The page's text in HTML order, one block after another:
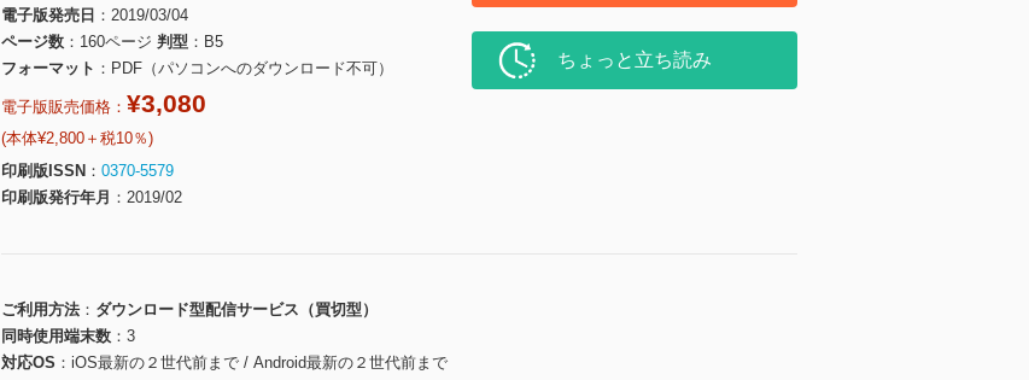
電子版発売日
2019/03/04
ページ数
160ページ 判型
B5
フォーマット
PDF（パソコンへのダウンロード不可）
電子版販売価格： ¥3,080
(本体¥2,800＋税10％)
印刷版ISSN
0370-5579
印刷版発行年月
2019/02
ちょっと立ち読み
ご利用方法
ダウンロード型配信サービス（買切型）
同時使用端末数
3
対応OS
iOS最新の２世代前まで / Android最新の２世代前まで